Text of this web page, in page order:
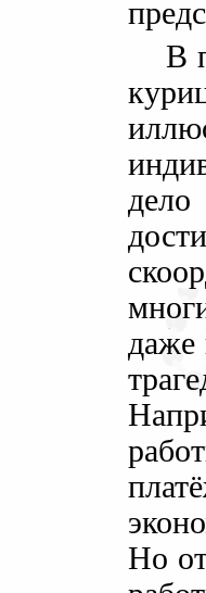
В
даже
Но